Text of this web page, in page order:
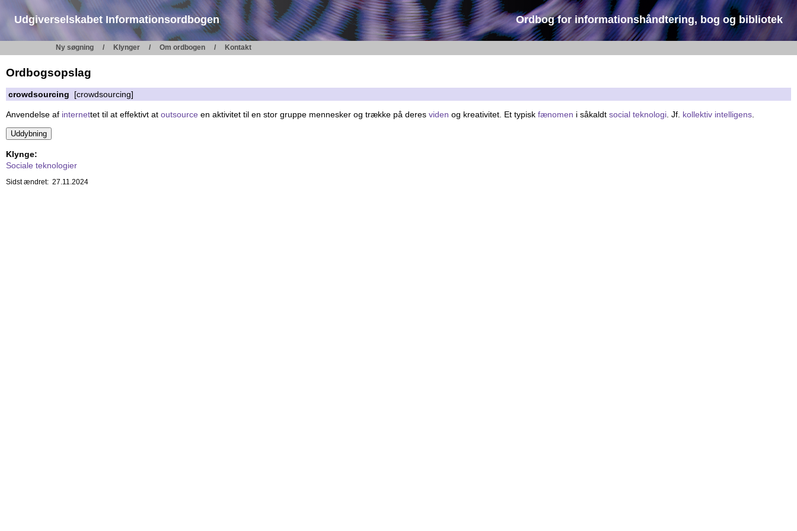
Udgiverselskabet Informationsordbogen Ordbog for informationshåndtering, bog og bibliotek
Ny søgning Klynger Om ordbogen Kontakt
Ordbogsopslag
crowdsourcing [crowdsourcing]
Anvendelse af internettet til at effektivt at outsource en aktivitet til en stor gruppe mennesker og trække på deres viden og kreativitet. Et typisk fænomen i såkaldt social teknologi . Jf. kollektiv intelligens
Klynge:
Sociale teknologier
Sidst ændret: 27.11.2024